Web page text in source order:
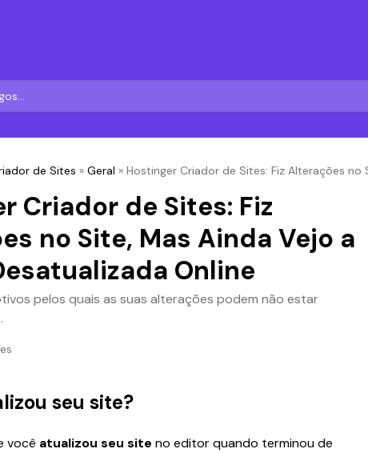
de Sites » Geral » Hostinger Criador de Sites: Fiz Alterações no
Criador de Sites: Fiz
no Site, Mas Ainda Vejo a
Online
pelos quais as suas alterações podem não estar
seu site?
você atualizou seu site no editor quando terminou de